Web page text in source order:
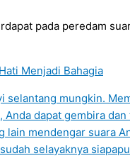
pada peredam
Menjadi Bahagia
mungkin.
dapat gembira
lain mendengar suara
selayaknya